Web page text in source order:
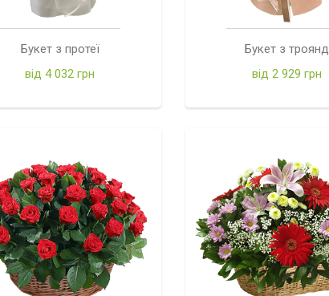
Букет з протеї
від 4 032 грн
Букет з троянд
від 2 929 грн